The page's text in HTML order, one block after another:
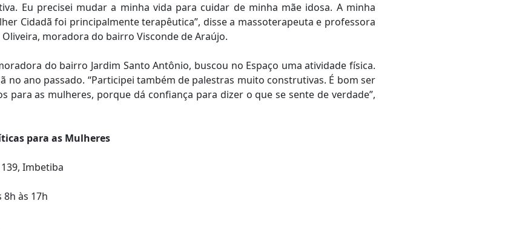
Eu precisei mudar a minha vida para cuidar de minha mãe idosa. A minha
Cidadã foi principalmente terapêutica”, disse a massoterapeuta e professora
Oliveira, moradora do bairro Visconde de Araújo.
do bairro Jardim Santo Antônio, buscou no Espaço uma atividade física.
no ano passado. “Participei também de palestras muito construtivas. É bom ser
para as mulheres, porque dá confiança para dizer o que se sente de verdade”,
para as Mulheres
Imbetiba
8h às 17h